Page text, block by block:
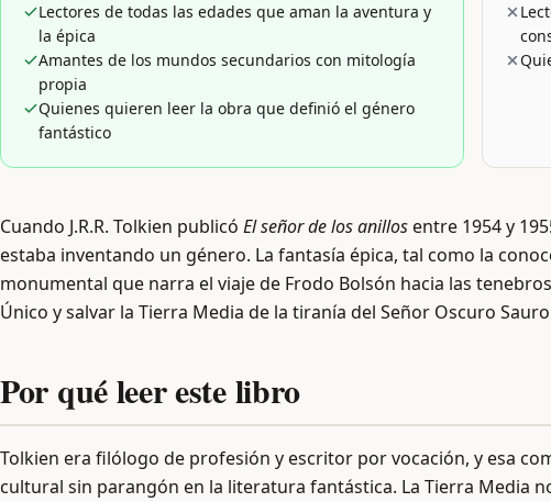
Lectores de todas las edades que aman la aventura y
la épica
Amantes de los mundos secundarios con mitología
propia
Quienes quieren leer la obra que definió el género
fantástico
Cuando J.R.R. Tolkien publicó El señor de los anillosentre 1954 y
estaba inventando un género. La fantasía épica, tal como la
monumental que narra el viaje de Frodo Bolsón hacia las
Único y salvar la Tierra Media de la tiranía del Señor Oscuro
Por qué leer este libro
Tolkien era filólogo de profesión y escritor por vocación, y esa
cultural sin parangón en la literatura fantástica. La Tierra Media